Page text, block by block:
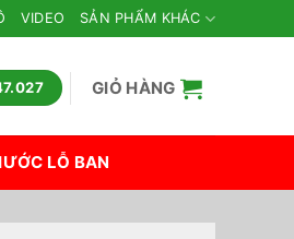
VIDEO SẢN PHẨM KHÁC
GIỎ HÀNG
LỖ BAN